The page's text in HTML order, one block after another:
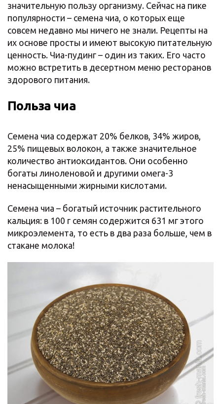
значительную пользу организму. Сейчас на пике
популярности – семена чиа, о которых еще
совсем недавно мы ничего не знали. Рецепты на
их основе просты и имеют высокую питательную
ценность. Чиа-пудинг – один из таких. Его часто
можно встретить в десертном меню ресторанов
здорового питания.
Польза чиа
Семена чиа содержат 20% белков, 34% жиров,
25% пищевых волокон, а также значительное
количество антиоксидантов. Они особенно
богаты линоленовой и другими омега-3
ненасыщенными жирными кислотами.
Семена чиа – богатый источник растительного
кальция: в 100 г семян содержится 631 мг этого
микроэлемента, то есть в два раза больше, чем в
стакане молока!